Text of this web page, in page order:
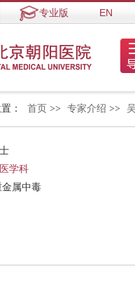
专业版 EN
： 首页 >> 专家介绍 >>
学科
属中毒